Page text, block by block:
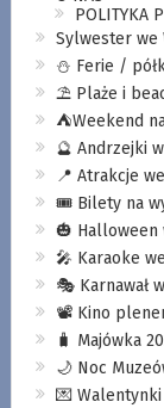
POLITYKA
Sylwester we
⛄️ Ferie /
⛱️ Plaże i
⛺️Weekend
🔮 Andrzejki
📍 Atrakcje
🎟️ Bilety na
🎃 Halloween
🎤 Karaoke
🎭 Karnawał
📽️ Kino
🧳 Majówka
🌙 Noc
💌 Walentynki